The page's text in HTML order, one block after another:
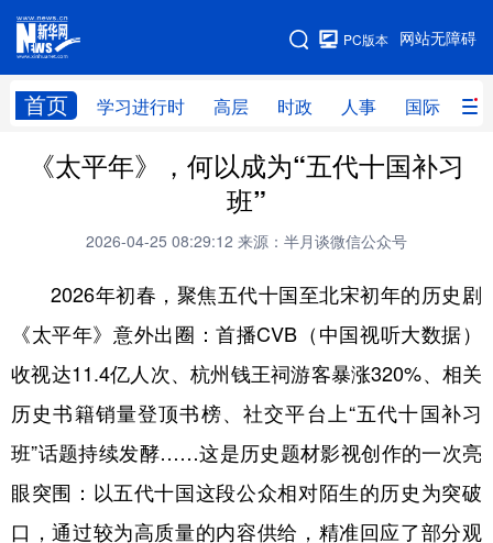
网站无障碍
PC版本
首页 学习进行时 高层 时政 人事 国际 财
网站地图
学习进行时 高层 时政 人事
科技 科创 量子 体育
文化 书画 健康 军事
法律 中央文件 金融 汽车
食品 人居 信息化 数字经济
学术中国 乡村振兴 银龄 溯源中国
《太平年》，何以成为“五代十国补习
班”
2026-04-25 08:29:12 来源：半月谈微信公众号
2026年初春，聚焦五代十国至北宋初年的历史剧
《太平年》意外出圈：首播CVB（中国视听大数据）
收视达11.4亿人次、杭州钱王祠游客暴涨320%、相关
历史书籍销量登顶书榜、社交平台上“五代十国补习
班”话题持续发酵……这是历史题材影视创作的一次亮
眼突围：以五代十国这段公众相对陌生的历史为突破
口，通过较为高质量的内容供给，精准回应了部分观